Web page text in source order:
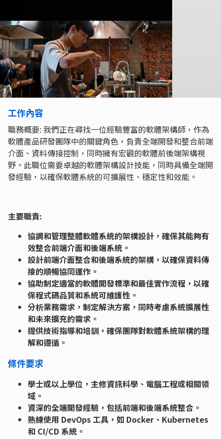
工作內容
職務概要: 我們正在尋找一位經驗豐富的軟體架構師，作為
軟體產品研發團隊中的關鍵角色，負責全端開發和整合前端
介面、資料傳接控制，同時擁有宏觀的軟體前後端架構視
野。此職位需要卓越的軟體架構設計技能，同時具備全端開
發經驗，以確保軟體系統的可擴展性、穩定性和效能。
主要職責:
協調和管理整體軟體系統的架構設計，確保其能夠有
效整合前端介面和後端系統。
設計前端介面整合和後端系統的架構，以確保資料傳
接的順暢協同運作。
協助制定適當的軟體開發標準和最佳實作流程，以確
保程式碼品質和系統可維護性。
分析業務需求，制定解決方案，同時考慮系統擴展性
和未來擴充的需求。
提供技術指導和培訓，確保團隊對軟體系統架構的理
解和遵循。
條件要求
學士或以上學位，主修資訊科學、電腦工程或相關領
域。
資深的全端開發經驗，包括前端和後端系統整合。
熟練使用 DevOps 工具，如 Docker、Kubernetes
和 CI/CD 系統。